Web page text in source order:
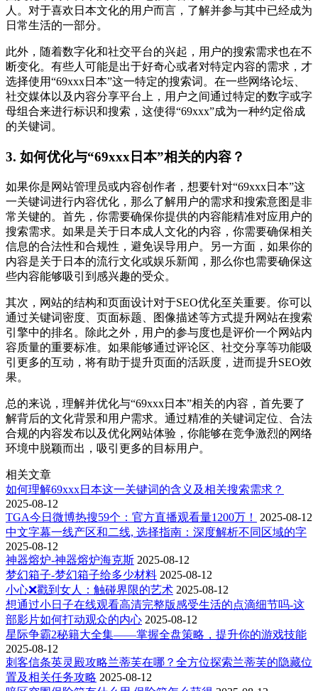
人。对于喜欢日本文化的用户而言，了解并参与其中已经成为
日常生活的一部分。
此外，随着数字化和社交平台的兴起，用户的搜索需求也在不
断变化。有些人可能是出于好奇心或者对特定内容的需求，才
选择使用“69xxx日本”这一特定的搜索词。在一些网络论坛、
社交媒体以及内容分享平台上，用户之间通过特定的数字或字
母组合来进行标识和搜索，这使得“69xxx”成为一种约定俗成
的关键词。
3. 如何优化与“69xxx日本”相关的内容？
如果你是网站管理员或内容创作者，想要针对“69xxx日本”这
一关键词进行内容优化，那么了解用户的需求和搜索意图是非
常关键的。首先，你需要确保你提供的内容能精准对应用户的
搜索需求。如果是关于日本成人文化的内容，你需要确保相关
信息的合法性和合规性，避免误导用户。另一方面，如果你的
内容是关于日本的流行文化或娱乐新闻，那么你也需要确保这
些内容能够吸引到感兴趣的受众。
其次，网站的结构和页面设计对于SEO优化至关重要。你可以
通过关键词密度、页面标题、图像描述等方式提升网站在搜索
引擎中的排名。除此之外，用户的参与度也是评价一个网站内
容质量的重要标准。如果能够通过评论区、社交分享等功能吸
引更多的互动，将有助于提升页面的活跃度，进而提升SEO效
果。
总的来说，理解并优化与“69xxx日本”相关的内容，首先要了
解背后的文化背景和用户需求。通过精准的关键词定位、合法
合规的内容发布以及优化网站体验，你能够在竞争激烈的网络
环境中脱颖而出，吸引更多的目标用户。
相关文章
如何理解69xxx日本这一关键词的含义及相关搜索需求？
2025-08-12
TGA今日微博热搜59个：官方直播观看量1200万！
2025-08-12
中文字幕一线产区和二线, 选择指南：深度解析不同区域的字
2025-08-12
神器熔炉-神器熔炉海克斯 2025-08-12
梦幻箱子-梦幻箱子给多少材料 2025-08-12
小心❌戳到女人：触碰界限的艺术 2025-08-12
想通过小日子在线观看高清完整版感受生活的点滴细节吗-这
部影片如何打动观众的内心 2025-08-12
星际争霸2秘籍大全集——掌握全盘策略，提升你的游戏技能
2025-08-12
刺客信条英灵殿攻略兰蒂芙在哪？全方位探索兰蒂芙的隐藏位
置及相关任务攻略 2025-08-12